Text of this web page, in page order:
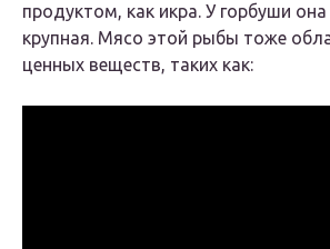
продуктом, как икра. У горбуши
крупная. Мясо этой рыбы тоже
ценных веществ, таких как: